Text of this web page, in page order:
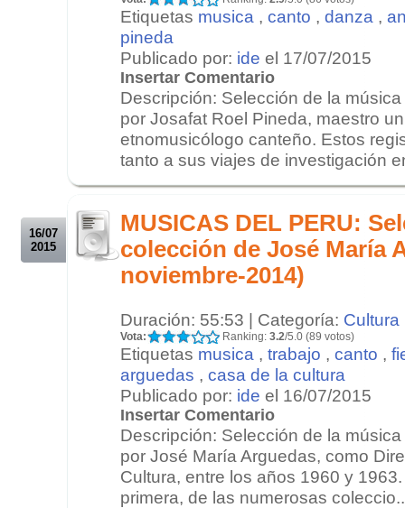
Etiquetas musica , canto , danza ,
pineda
Publicado por: ide el 17/07/2015
Insertar Comentario
Descripción: Selección de la
por Josafat Roel Pineda, maestro
etnomusicólogo canteño. Estos
tanto a sus viajes de investigación
16/07
2015
MUSICAS DEL PERU:
colección de José María
noviembre-2014)
Duración: 55:53 | Categoría: Cultura
Vota: Ranking: 3.2/5.0 (89 votos)
Etiquetas musica , trabajo , canto ,
arguedas , casa de la cultura
Publicado por: ide el 16/07/2015
Insertar Comentario
Descripción: Selección de la
por José María Arguedas, como
Cultura, entre los años 1960 y
primera, de las numerosas